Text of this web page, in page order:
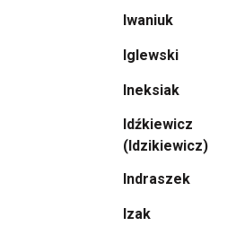
Iwaniuk
Iglewski
Ineksiak
Idźkiewicz
(Idzikiewicz)
Indraszek
Izak